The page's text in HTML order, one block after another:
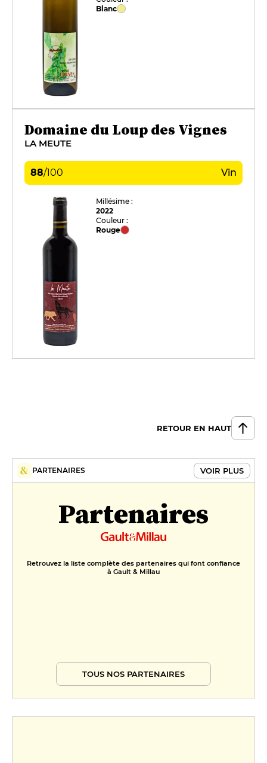
Blanc
Domaine du Loup des Vignes
LA MEUTE
88/100 Vin
Millésime :
2022
Couleur :
Rouge
RETOUR EN HAUT
PARTENAIRES VOIR PLUS
Partenaires
Retrouvez la liste complète des partenaires qui font confiance
à Gault & Millau
TOUS NOS PARTENAIRES